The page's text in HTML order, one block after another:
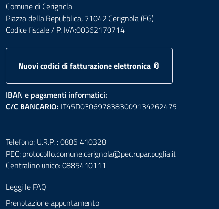
Comune di Cerignola
Piazza della Repubblica, 71042 Cerignola (FG)
Codice fiscale / P. IVA:00362170714
Nuovi codici di fatturazione elettronica 📎
IBAN e pagamenti informatici:
C/C BANCARIO: IT45D0306978383009134262475
Telefono: U.R.P. : 0885 410328
PEC: protocollo.comune.cerignola@pec.rupar.puglia.it
Centralino unico: 0885410111
Leggi le FAQ
Prenotazione appuntamento